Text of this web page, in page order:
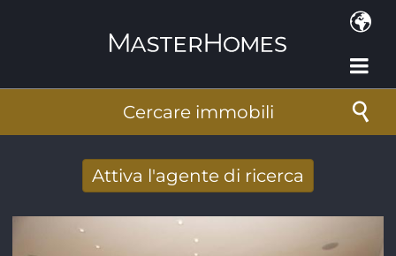
Cercare immobili
Attiva l'agente di ricerca
mail